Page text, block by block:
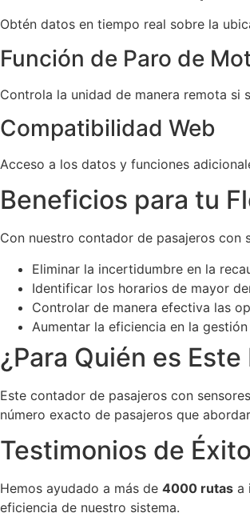
Obtén datos en tiempo real sobre la
Función de Paro de
Controla la unidad de manera remota si
Compatibilidad Web
Acceso a los datos y funciones
Beneficios para tu
Con nuestro contador de pasajeros con
Eliminar la incertidumbre en la
Identificar los horarios de mayor
Controlar de manera efectiva las
Aumentar la eficiencia en la
¿Para Quién es
Este contador de pasajeros con
número exacto de pasajeros que
Testimonios de Éxito
Hemos ayudado a más de 4000 rutas a
eficiencia de nuestro sistema.